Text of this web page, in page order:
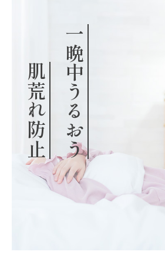
一晩中うるおう
肌荒れ防止